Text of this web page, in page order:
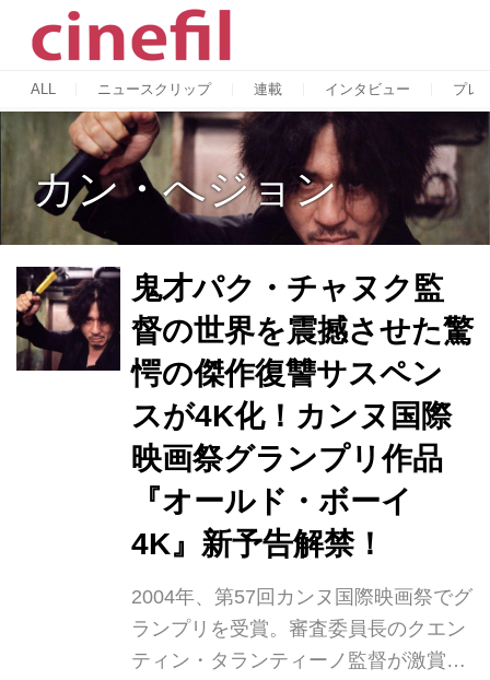
ALL ニュースクリップ 連載 インタビュー プレ
カン・へジョン
鬼才パク・チャヌク監
督の世界を震撼させた驚
愕の傑作復讐サスペン
スが4K化！カンヌ国際
映画祭グランプリ作品
『オールド・ボーイ
4K』新予告解禁！
2004年、第57回カンヌ国際映画祭でグ
ランプリを受賞。審査委員長のクエン
ティン・タランティーノ監督が激賞